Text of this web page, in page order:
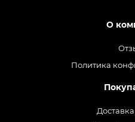
О
Политика